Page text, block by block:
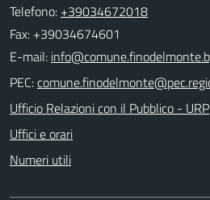
Telefono: +39034672018
Fax: +39034674601
E-mail:
PEC:
Ufficio Relazioni con il Pubblico - URP
Uffici e orari
Numeri utili